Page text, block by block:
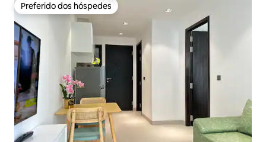
Preferido dos hóspedes
Preferido dos hóspedes